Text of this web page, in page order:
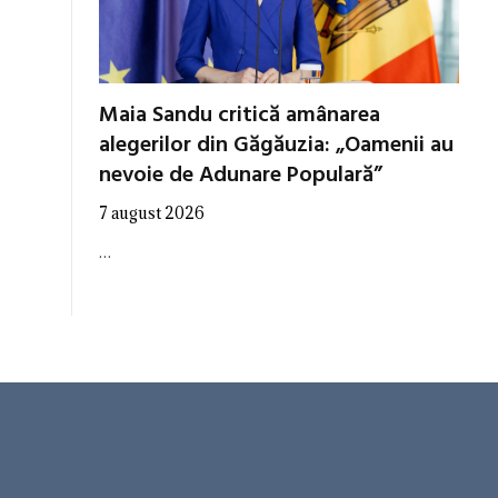
Maia Sandu critică amânarea
alegerilor din Găgăuzia: „Oamenii au
nevoie de Adunare Populară”
7 august 2026
…